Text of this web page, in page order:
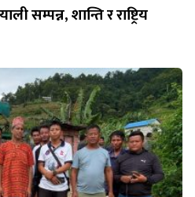
सम्पन्न, शान्ति र राष्ट्रिय